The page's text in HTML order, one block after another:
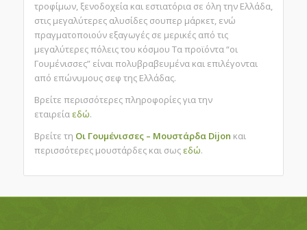
τροφίµων, ξενοδοχεία και εστιατόρια σε όλη την Ελλάδα,
στις μεγαλύτερες αλυσίδες σουπερ μάρκετ, ενώ
πραγµατοποιούν εξαγωγές σε µερικές από τις
µεγαλύτερες πόλεις του κόσµου Τα προϊόντα “οι
Γουμένισσες” είναι πολυβραβευμένα και επιλέγονται
από επώνυµους σεφ της Ελλάδας.
Βρείτε περισσότερες πληροφορίες για την
εταιρεία εδώ.
Βρείτε τη Οι Γουμένισσες – Μουστάρδα Dijon και
περισσότερες μουστάρδες και σως εδώ.